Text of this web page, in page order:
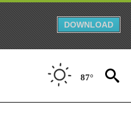
DOWNLOAD
87°